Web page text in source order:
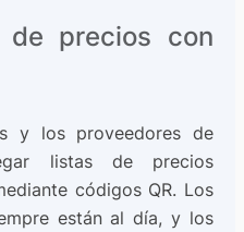
de precios con
y los proveedores de
listas de precios
códigos QR. Los
están al día, y los